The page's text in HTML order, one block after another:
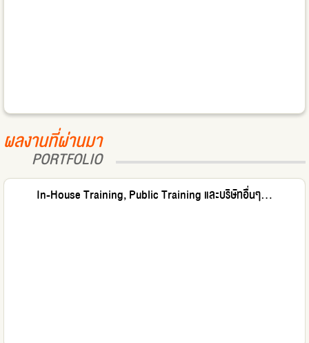
ผลงานที่ผ่านมา
PORTFOLIO
In-House Training, Public Training และบริษัทอื่นๆ...